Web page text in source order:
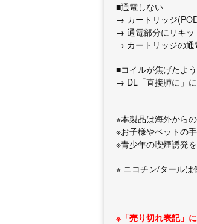
■通電しない
→ カートリッジ
→ 通電部分にリキッ
→ カートリッジの通
■コイルが焦げたよ
→ DL「直接肺に」
※本製品は海外から
※お子様やペットの
※青少年の喫煙誘発
※ ニコチン/タールは
※「売り切れ表記」